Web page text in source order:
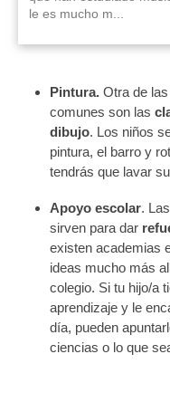
le es mucho m...
Pintura. Otra de
comunes son las
dibujo. Los niños
pintura, el barro y
tendrás que lavar
Apoyo escolar.
sirven para dar
existen academias
ideas mucho más
colegio. Si tu hijo/a
aprendizaje y le
día, pueden
ciencias o lo que